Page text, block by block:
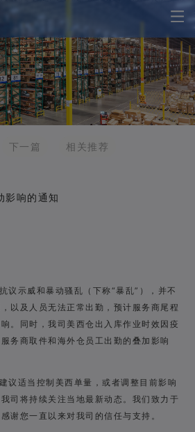
下一篇 相关推荐
影响的通知
议示威和暴动骚乱（下称“暴乱”），并不
以及人员无法正常出勤，预计服务商尾程
。同时，我司美西仓出入库作业时效因疫
务商取件和海外仓员工出勤的叠加影响
议适当控制美西单量，或者调整目前影响
司将持续关注当地最新动态。我们致力于
谢您一直以来对我司的信任与支持。